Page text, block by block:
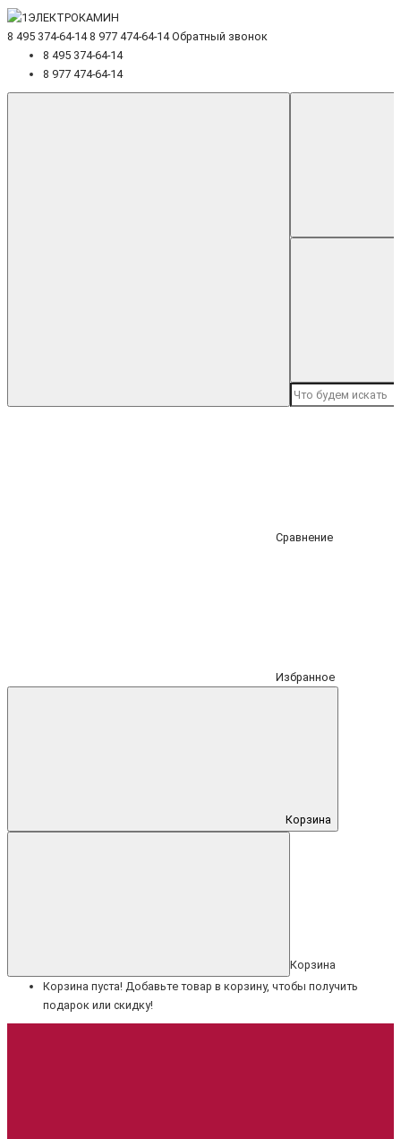
8 495 374-64-14 8 977 474-64-14 Обратный звонок
8 495 374-64-14
8 977 474-64-14
Сравнение
Избранное
Корзина
Корзина
Корзина пуста! Добавьте товар в корзину, чтобы получить
подарок или скидку!